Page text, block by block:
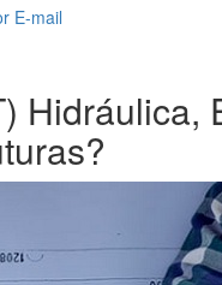
E-mail
Hidráulica,